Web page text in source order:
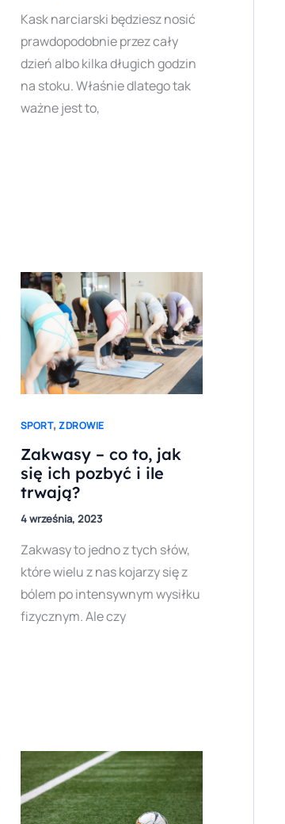
Kask narciarski będziesz nosić
prawdopodobnie przez cały
dzień albo kilka długich godzin
na stoku. Właśnie dlatego tak
ważne jest to,
SPORT,ZDROWIE
Zakwasy – co to, jak
się ich pozbyć i ile
trwają?
4 września, 2023
Zakwasy to jedno z tych słów,
które wielu z nas kojarzy się z
bólem po intensywnym wysiłku
fizycznym. Ale czy